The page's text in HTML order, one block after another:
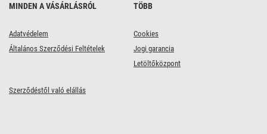
MINDEN A VÁSÁRLÁSRÓL
Adatvédelem
Általános Szerződési Feltételek
TÖBB
Cookies
Jogi garancia
Letöltőközpont
Szerződéstől való elállás